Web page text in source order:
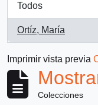
Todos
Ortíz, María
, 1 resultados
Imprimir vista previa
Colecciones